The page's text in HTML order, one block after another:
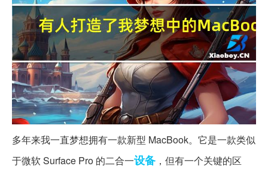
多年来我一直梦想拥有一款新型 MacBook。它是一款类似
于微软 Surface Pro 的二合一设备 ，但有一个关键的区